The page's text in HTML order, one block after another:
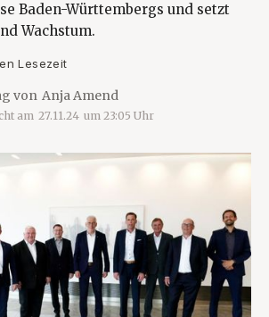
Baden-Württembergs und setzt
Wachstum.
Lesezeit
von Anja Amend
am 27.11.24 um 23:05 Uhr